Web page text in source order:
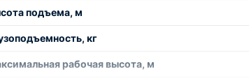
подъема, м
кг
рабочая высота, м